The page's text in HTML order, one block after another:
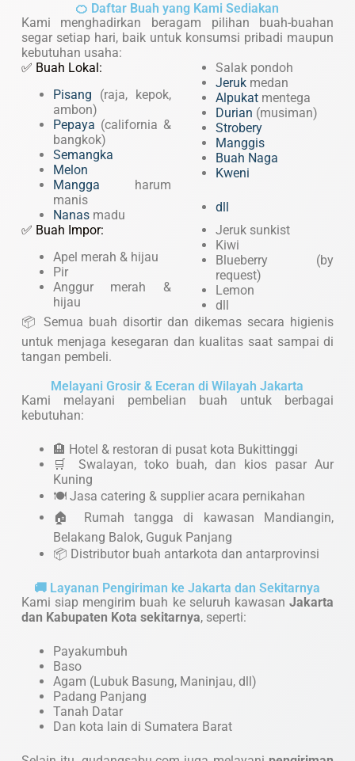
🍊 Daftar Buah yang Kami Sediakan
Kami menghadirkan beragam pilihan buah-buahan
segar setiap hari, baik untuk konsumsi pribadi maupun
kebutuhan usaha:
✅ Buah Lokal:
Pisang (raja, kepok,
ambon)
Pepaya (california &
bangkok)
Semangka
Melon
Mangga harum
manis
Nanasmadu
Salak pondoh
Jerukmedan
Alpukatmentega
Durian (musiman)
Strobery
Manggis
Buah Naga
Kweni
dll
✅ Buah Impor:
Apel merah & hijau
Pir
Anggur merah &
hijau
Jeruk sunkist
Kiwi
Blueberry (by
request)
Lemon
dll
📦 Semua buah disortir dan dikemas secara higienis
untuk menjaga kesegaran dan kualitas saat sampai di
tangan pembeli.
Melayani Grosir & Eceran di Wilayah Jakarta
Kami melayani pembelian buah untuk berbagai
kebutuhan:
🏨 Hotel & restoran di pusat kota Bukittinggi
🛒 Swalayan, toko buah, dan kios pasar Aur
Kuning
🍽️ Jasa catering & supplier acara pernikahan
🏠 Rumah tangga di kawasan Mandiangin,
Belakang Balok, Guguk Panjang
📦 Distributor buah antarkota dan antarprovinsi
🚚 Layanan Pengiriman ke Jakarta dan Sekitarnya
Kami siap mengirim buah ke seluruh kawasanJakarta
dan Kabupaten Kota sekitarnya, seperti:
Payakumbuh
Baso
Agam (Lubuk Basung, Maninjau, dll)
Padang Panjang
Tanah Datar
Dan kota lain di Sumatera Barat